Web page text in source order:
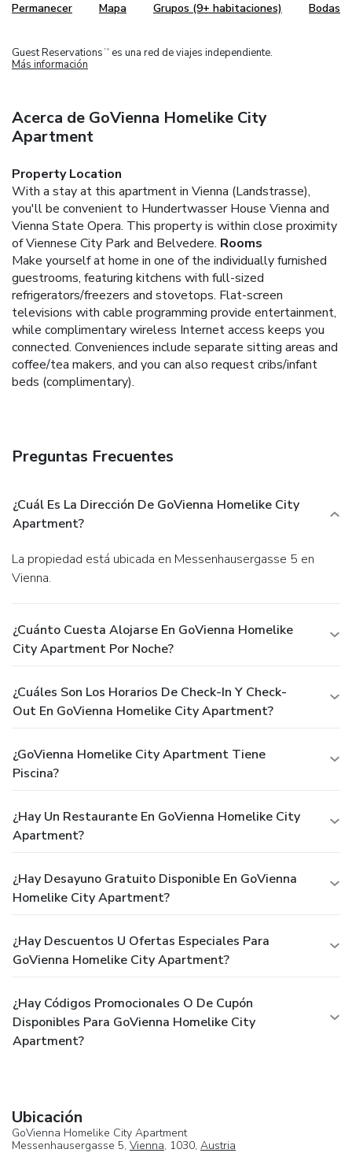
Permanecer Mapa Grupos (9+ habitaciones) Bodas
Guest Reservations TM
es una red de viajes independiente.
Más información
Acerca de GoVienna Homelike City
Apartment
Property Location
With a stay at this apartment in Vienna (Landstrasse),
you'll be convenient to Hundertwasser House Vienna and
Vienna State Opera. This property is within close proximity
of Viennese City Park and Belvedere. Rooms
Make yourself at home in one of the individually furnished
guestrooms, featuring kitchens with full-sized
refrigerators/freezers and stovetops. Flat-screen
televisions with cable programming provide entertainment,
while complimentary wireless Internet access keeps you
connected. Conveniences include separate sitting areas and
coffee/tea makers, and you can also request cribs/infant
beds (complimentary).
Preguntas Frecuentes
¿Cuál Es La Dirección De GoVienna Homelike City
Apartment?
La propiedad está ubicada en Messenhausergasse 5 en
Vienna.
¿Cuánto Cuesta Alojarse En GoVienna Homelike
City Apartment Por Noche?
¿Cuáles Son Los Horarios De Check-In Y Check-
Out En GoVienna Homelike City Apartment?
¿GoVienna Homelike City Apartment Tiene
Piscina?
¿Hay Un Restaurante En GoVienna Homelike City
Apartment?
¿Hay Desayuno Gratuito Disponible En GoVienna
Homelike City Apartment?
¿Hay Descuentos U Ofertas Especiales Para
GoVienna Homelike City Apartment?
¿Hay Códigos Promocionales O De Cupón
Disponibles Para GoVienna Homelike City
Apartment?
Ubicación
GoVienna Homelike City Apartment
Messenhausergasse 5, Vienna, 1030, Austria